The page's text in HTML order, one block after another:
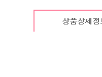
카드 기본구성